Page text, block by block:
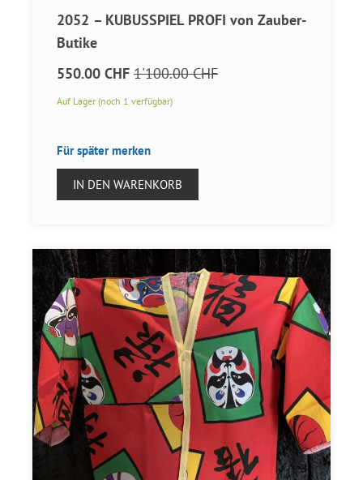
2052 – KUBUSSPIEL PROFI von Zauber-
Butike
550.00 CHF 1'100.00 CHF
Auf Lager (noch 1 verfügbar)
Für später merken
IN DEN WARENKORB